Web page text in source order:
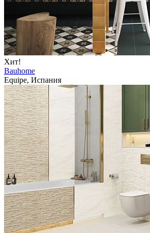
Хит!
Bauhome
Equipe, Испания